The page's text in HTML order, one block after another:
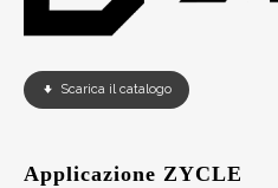
Scarica il catalogo
Applicazione ZYCLE